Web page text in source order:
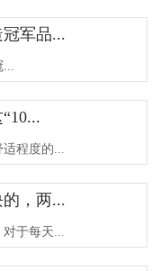
军品...
...
程度的...
，两...
于每天...